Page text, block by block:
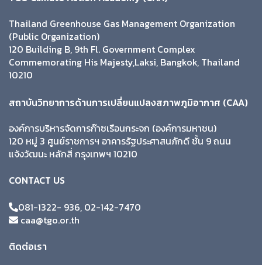
Thailand Greenhouse Gas Management Organization
(Public Organization)
120 Building B, 9th Fl. Government Complex
Commemorating His Majesty,Laksi, Bangkok, Thailand
10210
สถาบันวิทยาการด้านการเปลี่ยนแปลงสภาพภูมิอากาศ (CAA)
องค์การบริหารจัดการก๊าซเรือนกระจก (องค์การมหาชน)
120 หมู่ 3 ศูนย์ราชการฯ อาคารรัฐประศาสนภักดี ชั้น 9 ถนน
แจ้งวัฒนะ หลักสี่ กรุงเทพฯ 10210
CONTACT US
081-1322- 936, 02-142-7470
caa@tgo.or.th
ติดต่อเรา